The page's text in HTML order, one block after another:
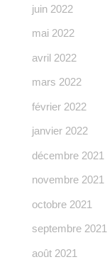
juin 2022
mai 2022
avril 2022
mars 2022
février 2022
janvier 2022
décembre 2021
novembre 2021
octobre 2021
septembre 2021
août 2021